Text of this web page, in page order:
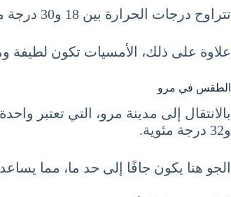
تتراوح درجات الحرارة بين 18 و30 درجة مئوية، مما يجعل الجو مريحًا للسياحة والتنزه في شوارعها الجميلة وزيارة معالمها السياحية الشهيرة.
علاوة على ذلك، الأمسيات تكون لطيفة
الطقس في مرو
و32 درجة مئوية.
الجو هنا يكون جافًا إلى حد ما، مما